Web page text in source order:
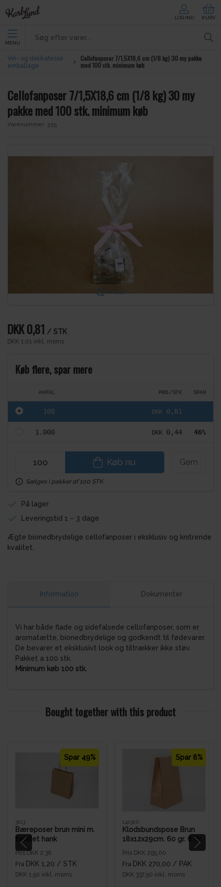
LOG IND KURV
MENU
Vin- og delikatesse
emballage
Cellofanposer 7/1,5X18,6 cm (1/8 kg) 30 my pakke
med 100 stk. minimum køb
Cellofanposer 7/1,5X18,6 cm (1/8 kg) 30 my
pakke med 100 stk. minimum køb
Varenummer: 335
Forstør
DKK 0,81 / STK
DKK 1,01 inkl. moms
Køb flere, spar mere
ANTAL PRIS / STK SPAR
Køb nu
Sælges i pakker af 100 STK
Gem
100 DKK 0,81
1.000 DKK 0,44 46%
På lager
Leveringstid 1 – 3 dage
Ægte bionedbrydelige cellofanposer i eksklusiv og knitrende
kvalitet.
Information Dokumenter
Vi har både flade og sidefalsede cellofanposer, som er
aromatætte, bionedbrydelige og godkendt til fødevarer.
De bevarer et eksklusivt look og tiltrækker ikke støv.
Pakket a 100 stk.
Minimum køb 100 stk.
Bought together with this product
Spar 49%
3113
Bæreposer brun mini m.
twistet hank
Pris DKK 2,36
Fra DKK 1,20 / STK
DKK 1,50 inkl. moms
Spar 8%
141310
Klodsbundspose Brun
18x12x29cm. 60 gr. 6 ltr.
Pris DKK 295,00
Fra DKK 270,00 / PAK
DKK 337,50 inkl. moms